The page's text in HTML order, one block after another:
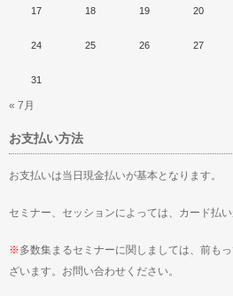
17 18 19 20
24 25 26 27
31
« 7月
お支払い方法
お支払いは当日現金払いが基本となります。
セミナー、セッションによっては、カード払
※多数集まるセミナーに関しましては、前も
ざいます。お問い合わせください。